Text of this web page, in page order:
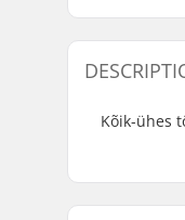
Kõik-ühes